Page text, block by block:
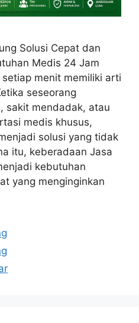
Solusi Cepat dan
Medis 24 Jam
menit memiliki arti
seseorang
sakit mendadak, atau
medis khusus,
solusi yang tidak
itu, keberadaan Jasa
kebutuhan
yang menginginkan